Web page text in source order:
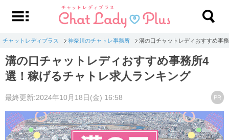
チャットレディプラス 神奈川のチャトレ事務所 溝の口チャットレディおすすめ事
溝の口チャットレディおすすめ事務所4
選！稼げるチャトレ求人ランキング
最終更新:2024年10月18日(金) 16:58 PR